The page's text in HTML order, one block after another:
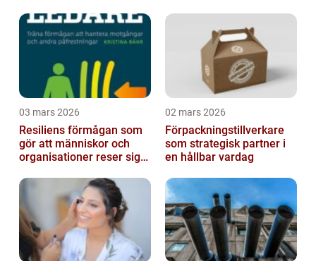
03 mars 2026
Resiliens förmågan som
gör att människor och
organisationer reser sig
02 mars 2026
Förpackningstillverkare
som strategisk partner i
en hållbar vardag